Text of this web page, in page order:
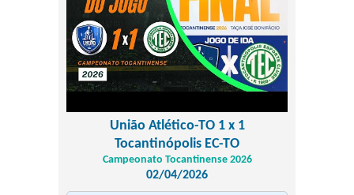
União Atlético-TO 1 x 1
Tocantinópolis EC-TO
Campeonato Tocantinense 2026
02/04/2026